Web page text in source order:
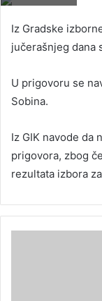
Iz Gradske
jučerašnjeg dana
U prigovoru se
Sobina.
Iz GIK navode da
prigovora, zbog
rezultata izbora